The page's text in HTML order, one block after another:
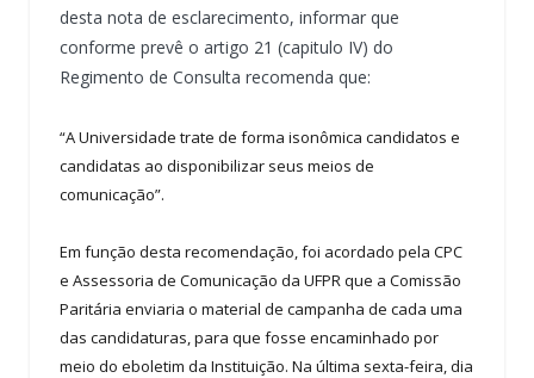
desta nota de esclarecimento, informar que
conforme prevê o artigo 21 (capitulo IV) do
Regimento de Consulta recomenda que:
“A Universidade trate de forma isonômica candidatos e
candidatas ao disponibilizar seus meios de
comunicação”.
Em função desta recomendação, foi acordado pela CPC
e Assessoria de Comunicação da UFPR que a Comissão
Paritária enviaria o material de campanha de cada uma
das candidaturas, para que fosse encaminhado por
meio do eboletim da Instituição. Na última sexta-feira, dia